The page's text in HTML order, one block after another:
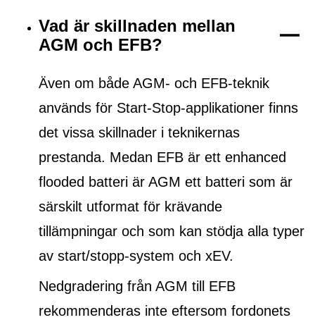
Vad är skillnaden mellan
AGM och EFB?
Även om både AGM- och EFB-teknik
används för Start-Stop-applikationer finns
det vissa skillnader i teknikernas
prestanda. Medan EFB är ett enhanced
flooded batteri är AGM ett batteri som är
särskilt utformat för krävande
tillämpningar och som kan stödja alla typer
av start/stopp-system och xEV.
Nedgradering från AGM till EFB
rekommenderas inte eftersom fordonets